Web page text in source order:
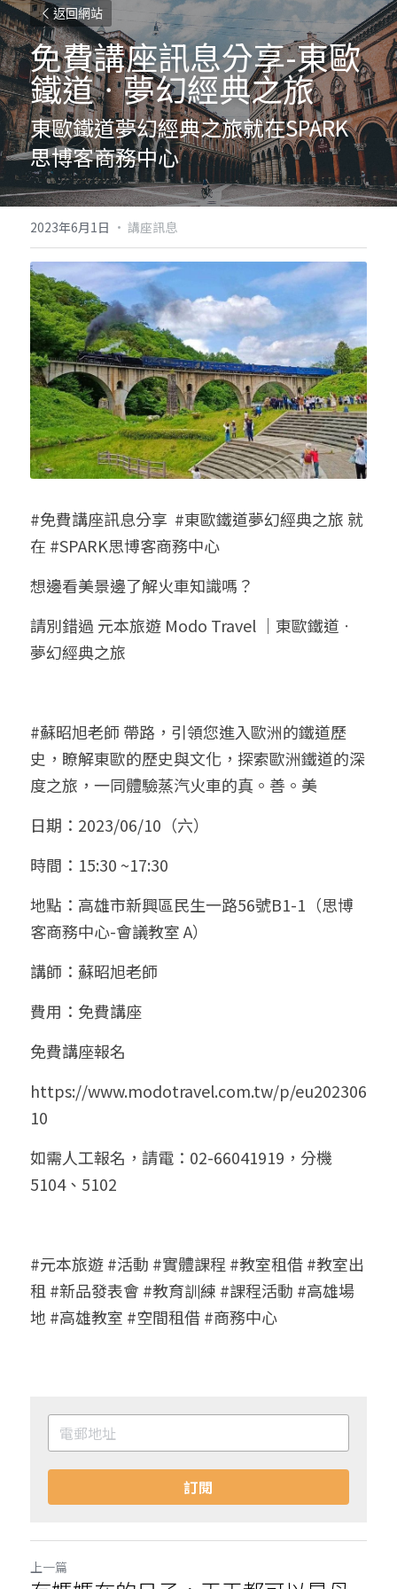
返回網站
免費講座訊息分享-東歐
鐵道ㆍ夢幻經典之旅
東歐鐵道夢幻經典之旅就在SPARK
思博客商務中心
2023年6月1日 · 講座訊息
#免費講座訊息分享  #東歐鐵道夢幻經典之旅 就
在 #SPARK思博客商務中心
想邊看美景邊了解火車知識嗎？
請別錯過 元本旅遊 Modo Travel ｜東歐鐵道ㆍ
夢幻經典之旅
#蘇昭旭老師 帶路，引領您進入歐洲的鐵道歷
史，瞭解東歐的歷史與文化，探索歐洲鐵道的深
度之旅，一同體驗蒸汽火車的真。善。美
日期：2023/06/10（六）
時間：15:30 ~17:30
地點：高雄市新興區民生一路56號B1-1（思博
客商務中心-會議教室 A）
講師：蘇昭旭老師
費用：免費講座
免費講座報名
https://www.modotravel.com.tw/p/eu202306
10
如需人工報名，請電：02-66041919，分機
5104、5102
#元本旅遊 #活動 #實體課程 #教室租借 #教室出
租 #新品發表會 #教育訓練 #課程活動 #高雄場
地 #高雄教室 #空間租借 #商務中心
訂閱
上一篇